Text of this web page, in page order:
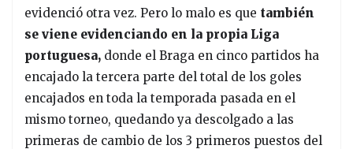
evidenció otra vez. Pero lo malo es que también
se viene evidenciando en la propia Liga
portuguesa, donde el Braga en cinco partidos ha
encajado la tercera parte del total de los goles
encajados en toda la temporada pasada en el
mismo torneo, quedando ya descolgado a las
primeras de cambio de los 3 primeros puestos del